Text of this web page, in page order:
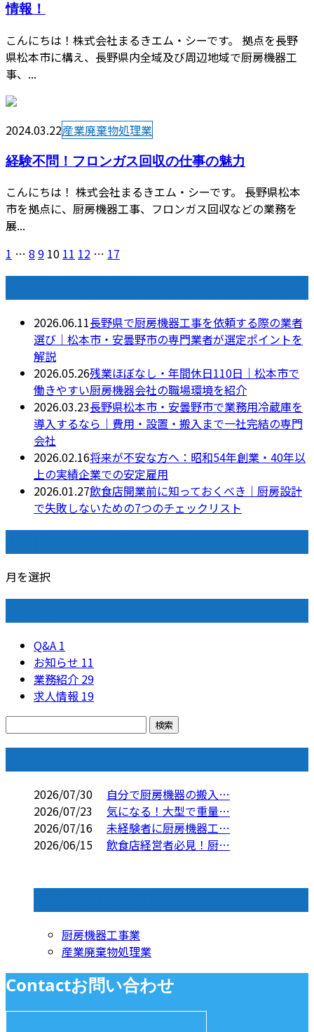
情報！
こんにちは！株式会社まるきエム・シーです。 拠点を長野
県松本市に構え、長野県内全域及び周辺地域で厨房機器工
事、...
2024.03.22産業廃棄物処理業
経験不問！フロンガス回収の仕事の魅力
こんにちは！ 株式会社まるきエム・シーです。 長野県松本
市を拠点に、厨房機器工事、フロンガス回収などの業務を
展...
1 … 8 9 10 11 12 … 17
2026.06.11長野県で厨房機器工事を依頼する際の業者
選び｜松本市・安曇野市の専門業者が選定ポイントを
解説
2026.05.26残業ほぼなし・年間休日110日｜松本市で
働きやすい厨房機器会社の職場環境を紹介
2026.03.23長野県松本市・安曇野市で業務用冷蔵庫を
導入するなら｜費用・設置・搬入まで一社完結の専門
会社
2026.02.16将来が不安な方へ：昭和54年創業・40年以
上の実績企業での安定雇用
2026.01.27飲食店開業前に知っておくべき｜厨房設計
で失敗しないための7つのチェックリスト
月を選択
Q&A 1
お知らせ 11
業務紹介 29
求人情報 19
2026/07/30
自分で厨房機器の搬入…
2026/07/23
気になる！大型で重量…
2026/07/16
未経験者に厨房機器工…
2026/06/15
飲食店経営者必見！厨…
厨房機器工事業
産業廃棄物処理業
Contactお問い合わせ